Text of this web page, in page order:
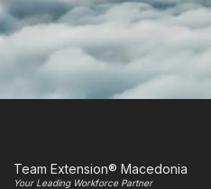
Team Extension® Macedonia
Your Leading Workforce Partner